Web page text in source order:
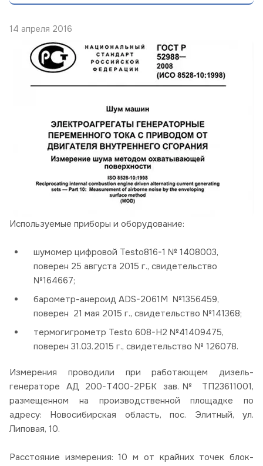
14 апреля 2016
Используемые приборы и оборудование:
шумомер цифровой Testo816-1 № 1408003,
поверен 25 августа 2015 г., свидетельство
№164667;
барометр-анероид ADS-2061M №1356459,
поверен 21 мая 2015 г., свидетельство №141368;
термогигрометр Testo 608-Н2 №41409475,
поверен 31.03.2015 г., свидетельство № 126078.
Измерения проводили при работающем дизель-
генераторе АД 200-Т400-2РБК зав.№ ТП23611001,
размещенном на производственной площадке по
адресу: Новосибирская область, пос. Элитный, ул.
Липовая, 10.
Расстояние измерения: 10 м от крайних точек блок-